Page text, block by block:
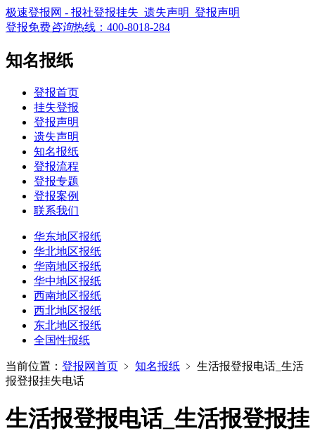
极速登报网 - 报社登报挂失_遗失声明_登报声明
登报免费咨询热线： 400-8018-284
知名报纸
登报首页
挂失登报
登报声明
遗失声明
知名报纸
登报流程
登报专题
登报案例
联系我们
华东地区报纸
华北地区报纸
华南地区报纸
华中地区报纸
西南地区报纸
西北地区报纸
东北地区报纸
全国性报纸
当前位置： 登报网首页 ﹥ 知名报纸 ﹥ 生活报登报电话_生活
报登报挂失电话
生活报登报电话_生活报登报挂